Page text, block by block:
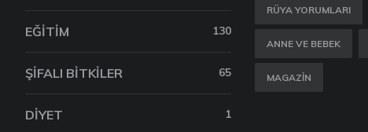
EĞITIM 130
ŞIFALI BITKILER 65
DIYET 1
RÜYA YORUMLARI
ANNE VE BEBEK
MAGAZIN